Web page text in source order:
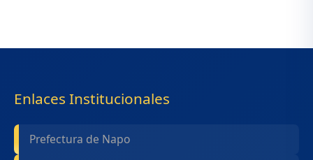
Enlaces Institucionales
Prefectura de Napo